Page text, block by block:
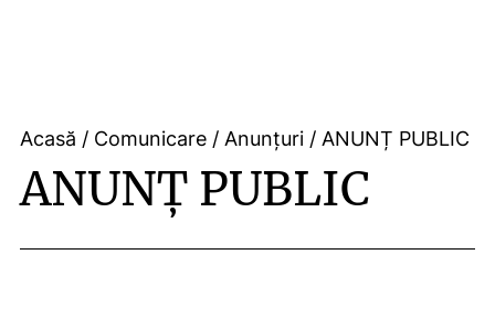
Acasă / Comunicare / Anunțuri / ANUNȚ PUBLIC
ANUNȚ PUBLIC